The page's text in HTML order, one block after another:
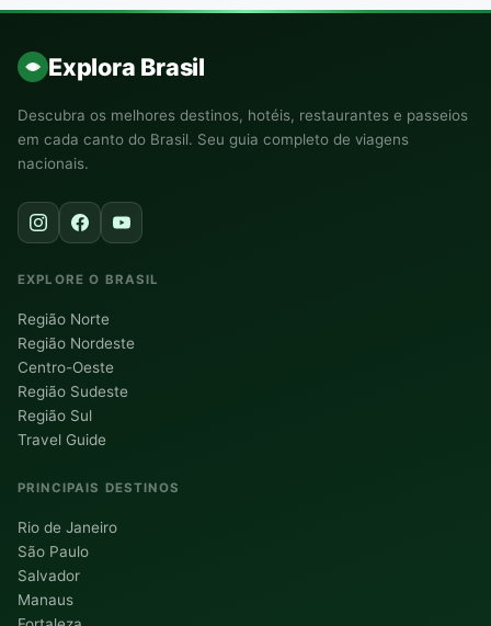
Explora Brasil
Descubra os melhores destinos, hotéis, restaurantes e passeios
em cada canto do Brasil. Seu guia completo de viagens
nacionais.
EXPLORE O BRASIL
Região Norte
Região Nordeste
Centro-Oeste
Região Sudeste
Região Sul
Travel Guide
PRINCIPAIS DESTINOS
Rio de Janeiro
São Paulo
Salvador
Manaus